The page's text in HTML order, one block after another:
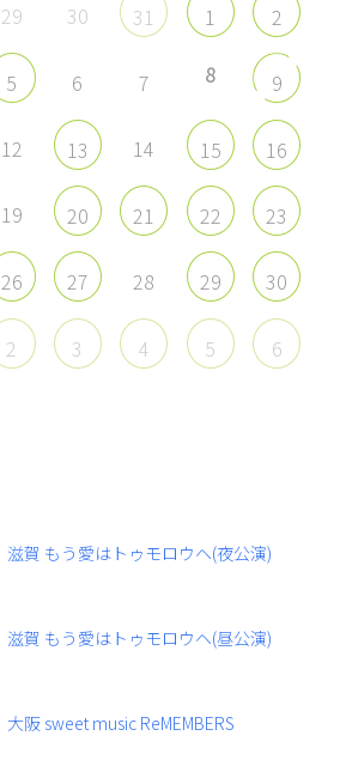
29 30 31 1 2
5 6 7 8 9
12 13 14 15 16
19 20 21 22 23
26 27 28 29 30
2 3 4 5 6
滋賀 もう愛はトゥモロウヘ(夜公演)
滋賀 もう愛はトゥモロウヘ(昼公演)
大阪 sweet music ReMEMBERS